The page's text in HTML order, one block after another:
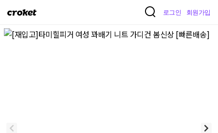
크
켓
로그인 회원가입